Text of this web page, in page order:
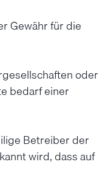
Gewähr für die
oder
bedarf einer
Betreiber der
wird, dass auf